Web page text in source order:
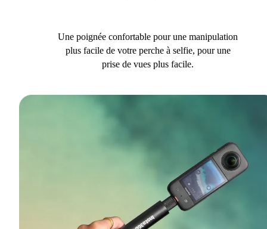
Une poignée confortable pour une manipulation
plus facile de votre perche à selfie, pour une
prise de vues plus facile.